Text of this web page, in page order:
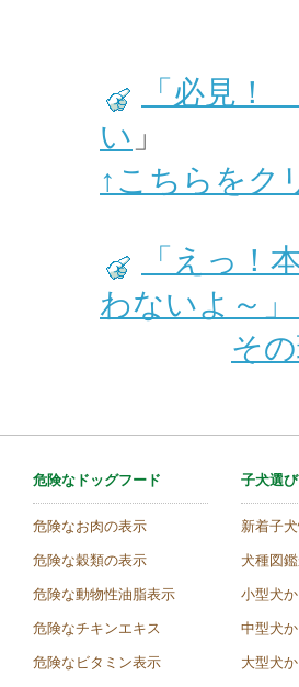
「必見！
い 」
↑こちらをク
「えっ！
わないよ～
そ
危険なドッグフード
危険なお肉の表示
危険な穀類の表示
危険な動物性油脂表示
危険なチキンエキス
危険なビタミン表示
子犬選び
新着子
犬種図
小型犬
中型犬
大型犬